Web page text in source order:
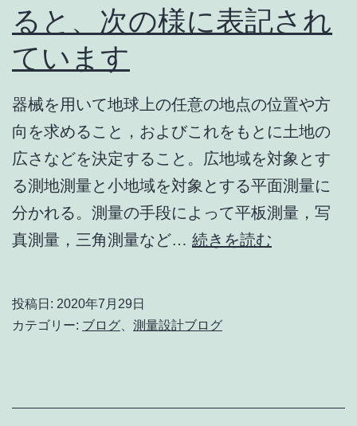
っ
つ
の
方
法
（バ
リ
ると、次の様に表記され
ています
器械を用いて地球上の任意の地点の位置や方
向を求めること，およびこれをもとに土地の
広さなどを決定すること。広地域を対象とす
る測地測量と小地域を対象とする平面測量に
分かれる。測量の手段によって平板測量，写
真測量，三角測量など… 続きを読む
投稿日: 2020年7月29日
カテゴリー: ブログ、 測量設計ブログ